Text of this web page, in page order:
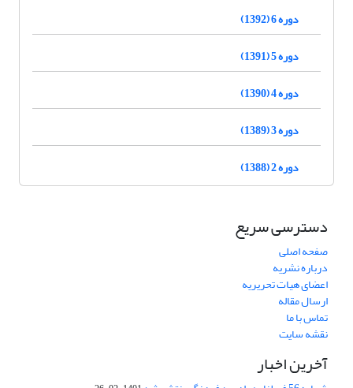
دوره 6 (1392)
دوره 5 (1391)
دوره 4 (1390)
دوره 3 (1389)
دوره 2 (1388)
دسترسی سریع
صفحه اصلی
درباره نشریه
اعضای هیات تحریریه
ارسال مقاله
تماس با ما
نقشه سایت
آخرین اخبار